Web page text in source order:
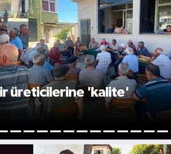
üreticilerine 'kalite'
9 10 121314151617 181920